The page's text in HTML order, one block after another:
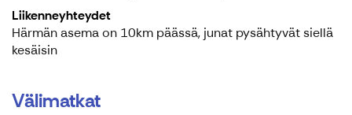
Liikenneyhteydet
Härmän asema on 10km päässä, junat pysähtyvät siellä
kesäisin
Välimatkat